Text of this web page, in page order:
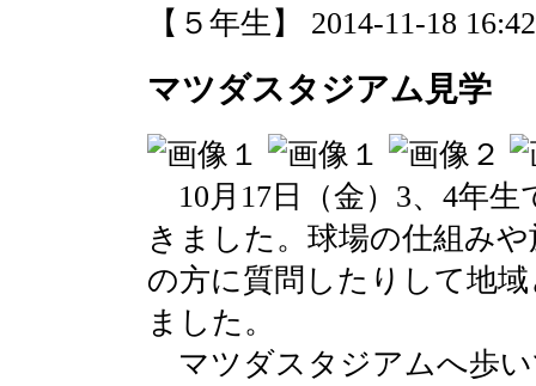
【５年生】 2014-11-18
マツダスタジアム見学
10月17日（金）3、4年
きました。球場の仕組み
の方に質問したりして地
ました。
マツダスタジアムへ歩